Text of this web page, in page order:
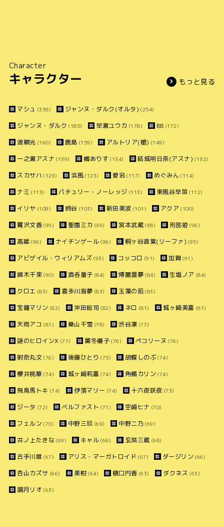
Character
キャラクター もっと見る
マシュ (338) ジャンヌ・ダルク(オルタ) (254)
ジャンヌ・ダルク (185) 早瀬ユウカ (178) BB (172)
源頼光 (160) 鹿島 (159) アルトリア(槍) (149)
一之瀬アスナ (139) 橘ありす (134) 結城明日奈(アスナ) (132)
スカサハ (129) 浜風 (123) 愛宕 (117) めぐみん (114)
ナミ (113) パチュリー・ノーレッジ (113) 東風谷早苗 (112)
イリヤ (109) 鈴谷 (103) 新田美波 (101) アクア (100)
鷺沢文香 (99) 聖園ミカ (99) 宮本武蔵 (98) 刑部姫 (96)
高雄 (96) ナイチンゲール (96) 桐ヶ谷直葉(リーファ) (95)
アビゲイル・ウィリアムズ (93) コッコロ (91) 加賀 (91)
錦木千束 (90) 酒呑童子 (84) 博麗霊夢 (84) 生塩ノア (84)
クロエ (83) 喜多川海夢 (83) 玉藻の前 (83)
宝鐘マリン (82) 沖田総司 (82) ネロ (81) 城ヶ崎美嘉 (81)
天雨アコ (81) 桑山千雪 (78) 渋谷凛 (77)
謎のヒロインX (77) 黛冬優子 (76) ペコリーヌ (76)
射命丸文 (76) 後藤ひとり (75) 胡蝶しのぶ(74)
櫻井桃華 (74) 城ヶ崎莉嘉 (74) 角楯カリン (74)
飛鳥馬トキ (74) 伊落マリー (74) 十六夜咲夜 (73)
ジータ (72) ベルファスト (71) 空崎ヒナ (70)
フェルン (70) 中野三玖 (69) 中野二乃 (69)
井ノ上たきな (69) キャル (68) 玄奘三蔵 (68)
古手川唯 (67) アリス・マーガトロイド (67) ダージリン (66)
杏山カズサ (66) 美柑 (64) 樋口円香 (63) ダクネス (63)
調月リオ (63)